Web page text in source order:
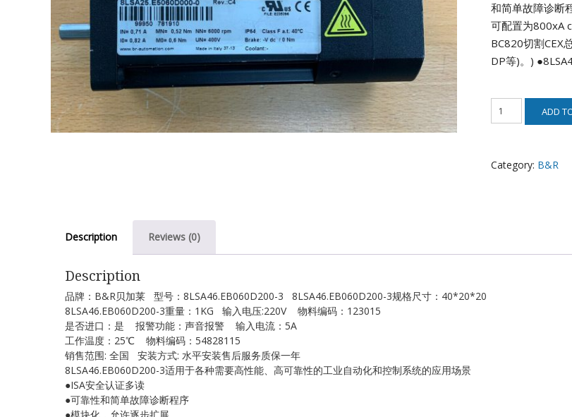
NI
ELAU
Enterasys
HONEYWELL
ICS TRIPLEX
Kollmorgen
和简单故障诊断
可配置为800xA
BC820切割CEX
DP等)。)
电
ADD
Category: B&R
Description Reviews (0)
Description
品牌：B&R贝加莱 型号：8LSA46.EB060D200-3 8LSA46.EB060D200-3规格尺寸：40*20*20
8LSA46.EB060D200-3重量：1KG 输入电压:220V 物料编码：123015
是否进口：是 报警功能：声音报警 输入电流：5A
工作温度：25℃ 物料编码：54828115
销售范围: 全国 安装方式: 水平安装售后服务质保一年
8LSA46.EB060D200-3适用于各种需要高性能、高可靠性的工业自动化和控制系统的应用场景
●ISA安全认证多读
●可靠性和简单故障诊断程序
●模块化，允许逐步扩展